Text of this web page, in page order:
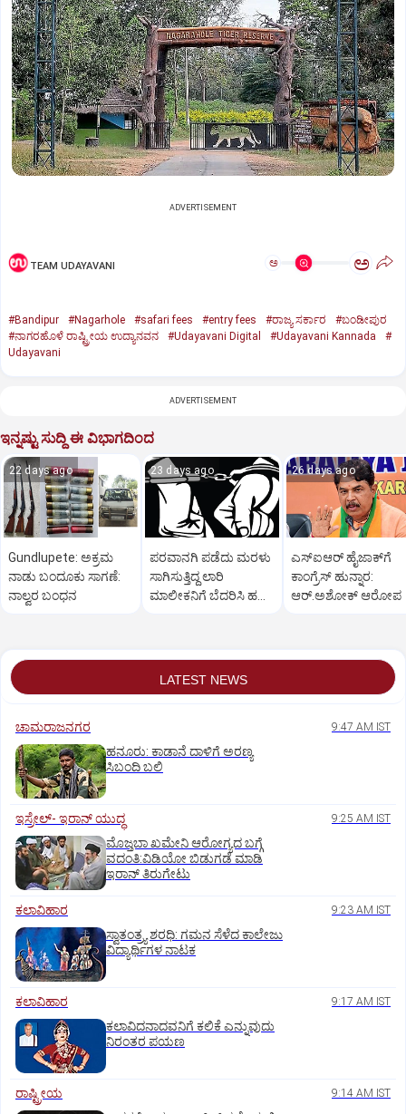
ADVERTISEMENT
TEAM UDAYAVANI ಅ ಅ
#Bandipur #Nagarhole #safari fees #entry fees #ರಾಜ್ಯ ಸರ್ಕಾರ
#ಬಂಡೀಪುರ
#ನಾಗರಹೊಳೆ ರಾಷ್ಟ್ರೀಯ ಉದ್ಯಾನವನ
#Udayavani Digital #Udayavani Kannada
#
Udayavani
ADVERTISEMENT
ಇನ್ನಷ್ಟು ಸುದ್ದಿ ಈ ವಿಭಾಗದಿಂದ
22 days ago
Gundlupete: ಅಕ್ರಮ
ನಾಡು ಬಂದೂಕು ಸಾಗಣೆ:
ನಾಲ್ವರ ಬಂಧನ
23 days ago
ಪರವಾನಗಿ ಪಡೆದು ಮರಳು
ಸಾಗಿಸುತ್ತಿದ್ದ ಲಾರಿ
ಮಾಲೀಕನಿಗೆ ಬೆದರಿಸಿ ಹಣ
26 days ago
ಎಸ್‌ಐಆರ್‌ ಹೈಜಾಕ್‌ಗೆ
ಕಾಂಗ್ರೆಸ್‌ ಹುನ್ನಾರ:
ಆರ್‌.ಅಶೋಕ್‌ ಆರೋಪ
LATEST NEWS
ಚಾಮರಾಜನಗರ 9:47 AM IST
ಹನೂರು: ಕಾಡಾನೆ ದಾಳಿಗೆ ಅರಣ್ಯ
ಸಿಬಂದಿ ಬಲಿ
ಇಸ್ರೇಲ್- ಇರಾನ್‌ ಯುದ್ಧ 9:25 AM IST
ಮೊಜ್ತಬಾ ಖಮೇನಿ ಆರೋಗ್ಯದ ಬಗ್ಗೆ
ವದಂತಿ:ವಿಡಿಯೋ ಬಿಡುಗಡೆ ಮಾಡಿ
ಇರಾನ್‌ ತಿರುಗೇಟು
ಕಲಾವಿಹಾರ 9:23 AM IST
ಸ್ವಾತಂತ್ರ್ಯ ಶರಧಿ: ಗಮನ ಸೆಳೆದ ಕಾಲೇಜು
ವಿದ್ಯಾರ್ಥಿಗಳ ನಾಟಕ
ಕಲಾವಿಹಾರ 9:17 AM IST
ಕಲಾವಿದನಾದವನಿಗೆ ಕಲಿಕೆ ಎನ್ನುವುದು
ನಿರಂತರ ಪಯಣ
ರಾಷ್ಟ್ರೀಯ 9:14 AM IST